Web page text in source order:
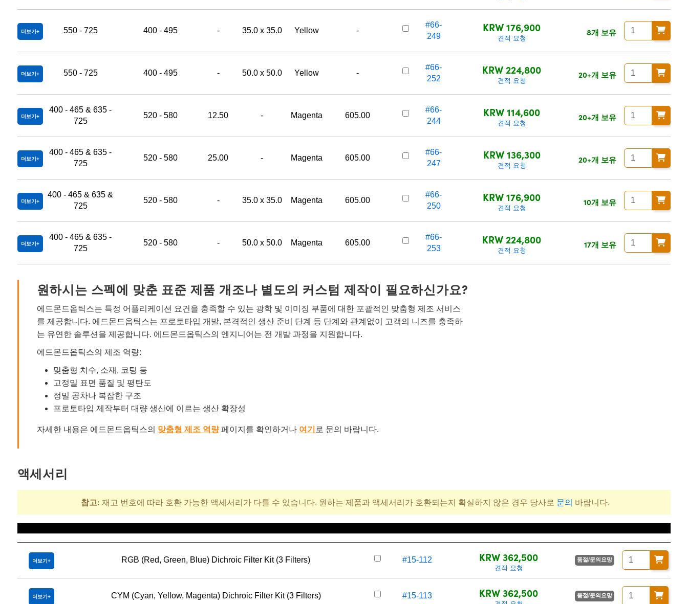
더보기 550 - 725 400 - 495 - 35.0 x 35.0 Yellow -
#66-
249
KRW 176,900
견적 요청
8개 보유
더보기 550 - 725 400 - 495 - 50.0 x 50.0 Yellow -
#66-
252
KRW 224,800
견적 요청
20+개 보유
더보기
400 - 465 & 635 -
725
520 - 580 12.50 - Magenta 605.00
#66-
244
KRW 114,600
견적 요청
20+개 보유
더보기
400 - 465 & 635 -
725
520 - 580 25.00 - Magenta 605.00
#66-
247
KRW 136,300
견적 요청
20+개 보유
더보기
400 - 465 & 635 &
725
520 - 580 - 35.0 x 35.0 Magenta 605.00
#66-
250
KRW 176,900
견적 요청
10개 보유
더보기
400 - 465 & 635 -
725
520 - 580 - 50.0 x 50.0 Magenta 605.00
#66-
253
KRW 224,800
견적 요청
17개 보유
원하시는 스펙에 맞춘 표준 제품 개조나 별도의 커스텀 제작이 필요하신가요?
에드몬드옵틱스는 특정 어플리케이션 요건을 충족할 수 있는 광학 및 이미징 부품에 대한 포괄적인 맞춤형 제조 서비스
를 제공합니다. 에드몬드옵틱스는 프로토타입 개발, 본격적인 생산 준비 단계 등 단계와 관계없이 고객의 니즈를 충족하
는 유연한 솔루션을 제공합니다. 에드몬드옵틱스의 엔지니어는 전 개발 과정을 지원합니다.
에드몬드옵틱스의 제조 역량:
맞춤형 치수, 소재, 코팅 등
고정밀 표면 품질 및 평탄도
정밀 공차나 복잡한 구조
프로토타입 제작부터 대량 생산에 이르는 생산 확장성
자세한 내용은 에드몬드옵틱스의 맞춤형 제조 역량페이지를 확인하거나 여기 로 문의 바랍니다.
액세서리
참고: 재고 번호에 따라 호환 가능한 액세서리가 다를 수 있습니다. 원하는 제품과 액세서리가 호환되는지 확실하지 않은 경우 당사로 문의 바랍니다.
더보기 RGB (Red, Green, Blue) Dichroic Filter Kit (3 Filters) #15-112 KRW 362,500
견적 요청
품절/문의요망
더보기 CYM (Cyan, Yellow, Magenta) Dichroic Filter Kit (3 Filters) #15-113 KRW 362,500 품절/문의요망